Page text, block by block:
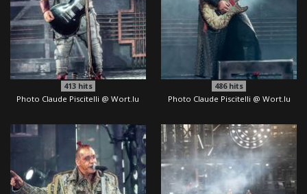
413hits
Photo Claude Piscitelli @ Wort.lu
486hits
Photo Claude Piscitelli @ Wort.lu